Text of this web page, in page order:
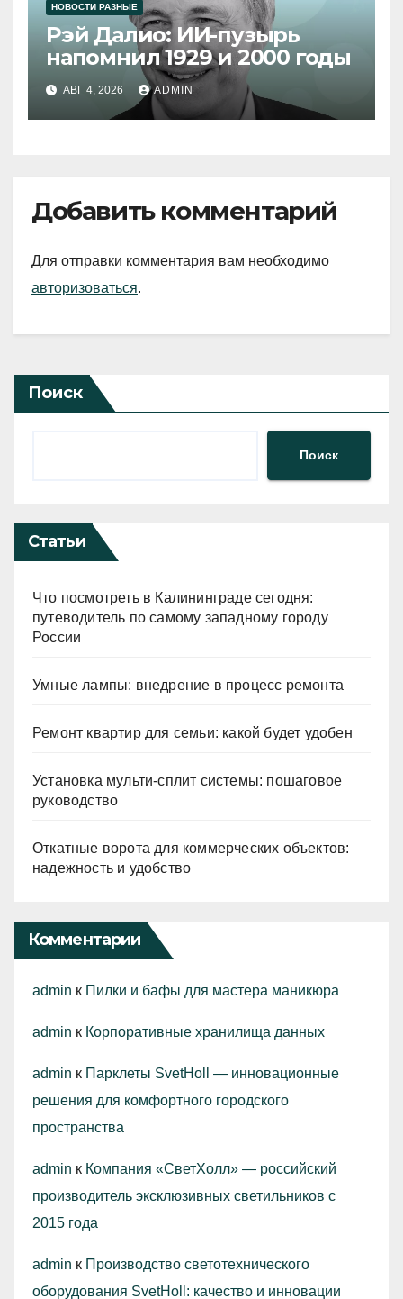
НОВОСТИ РАЗНЫЕ
Рэй Далио: ИИ-пузырь
напомнил 1929 и 2000 годы
АВГ 4, 2026 ADMIN
Добавить комментарий
Для отправки комментария вам необходимо
авторизоваться.
Поиск
Поиск
Статьи
Что посмотреть в Калининграде сегодня:
путеводитель по самому западному городу
России
Умные лампы: внедрение в процесс ремонта
Ремонт квартир для семьи: какой будет удобен
Установка мульти-сплит системы: пошаговое
руководство
Откатные ворота для коммерческих объектов:
надежность и удобство
Комментарии
admin к Пилки и бафы для мастера маникюра
admin к Корпоративные хранилища данных
admin к Парклеты SvetHoll — инновационные
решения для комфортного городского
пространства
admin к Компания «СветХолл» — российский
производитель эксклюзивных светильников с
2015 года
admin к Производство светотехнического
оборудования SvetHoll: качество и инновации